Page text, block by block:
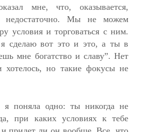
мне, что, оказывается,
недостаточно. Мы не можем
условия и торговаться с ним.
сделаю вот это и это, а ты в
мне богатство и славу”. Нет
хотелось, но такие фокусы не
я поняла одно: ты никогда не
при каких условиях к тебе